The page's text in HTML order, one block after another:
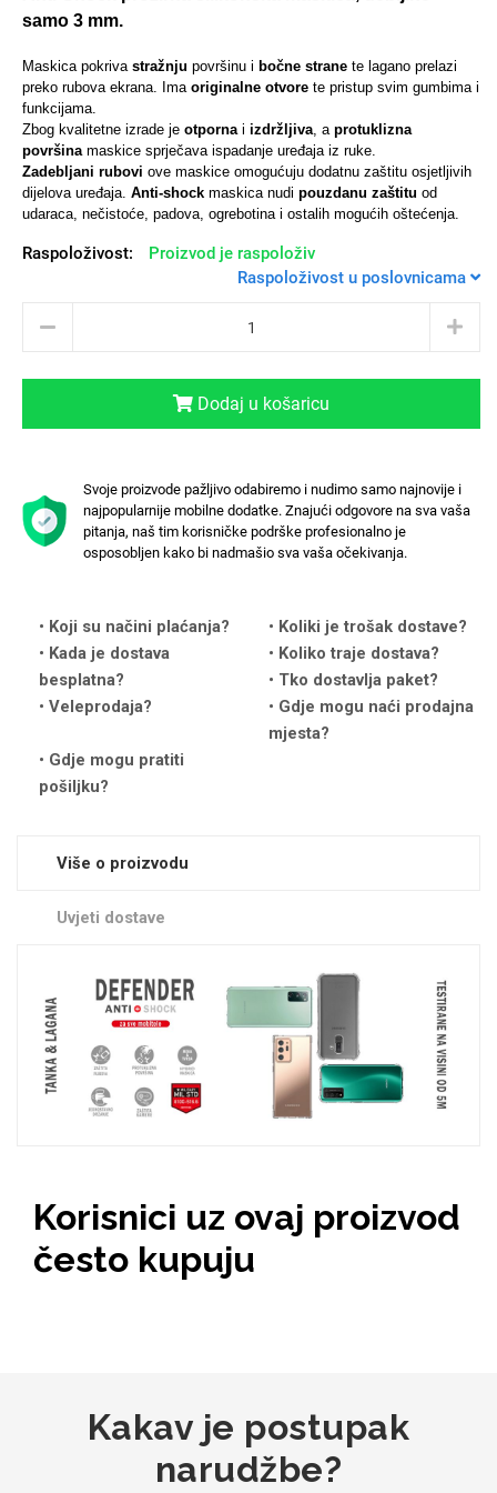
samo 3 mm.
Maskica pokriva stražnju površinu i bočne strane te lagano prelazi
preko rubova ekrana. Ima originalne otvore te pristup svim gumbima i
funkcijama.
Zbog kvalitetne izrade je otpornai izdržljiva, a protuklizna
površinamaskice sprječava ispadanje uređaja iz ruke.
Zadebljani rubovi ove maskice omogućuju dodatnu zaštitu osjetljivih
dijelova uređaja. Anti-shock maskica nudi pouzdanu zaštitu od
udaraca, nečistoće, padova, ogrebotina i ostalih mogućih oštećenja.
Raspoloživost:
Proizvod je raspoloživ
Raspoloživost u poslovnicama
Dodaj u košaricu
Svoje proizvode pažljivo odabiremo i nudimo samo najnovije i
najpopularnije mobilne dodatke. Znajući odgovore na sva vaša
pitanja, naš tim korisničke podrške profesionalno je
osposobljen kako bi nadmašio sva vaša očekivanja.
Koji su načini plaćanja?
Koliki je trošak dostave?
Kada je dostava
besplatna?
Koliko traje dostava?
Tko dostavlja paket?
Veleprodaja?
Gdje mogu naći prodajna
mjesta?
Gdje mogu pratiti
pošiljku?
Više o proizvodu
Uvjeti dostave
Korisnici uz ovaj proizvod
često kupuju
Kakav je postupak
narudžbe?
Sleng Feel Good
Love motivi I Need Some Space
Zodiac Halloween
Univerzalne futrole i
maskice
Preklopne maskice